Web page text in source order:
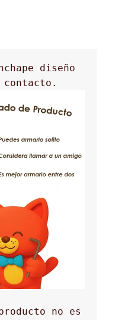
diseño
no es